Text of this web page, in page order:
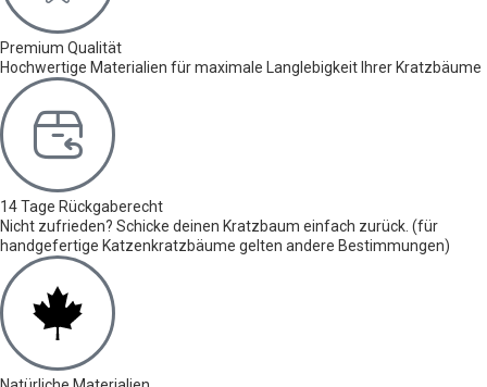
Premium Qualität
Hochwertige Materialien für maximale Langlebigkeit Ihrer Kratzbäume
14 Tage Rückgaberecht
Nicht zufrieden? Schicke deinen Kratzbaum einfach zurück. (für
handgefertige Katzenkratzbäume gelten andere Bestimmungen)